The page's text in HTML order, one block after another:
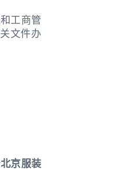
工商管
文件办
京服装